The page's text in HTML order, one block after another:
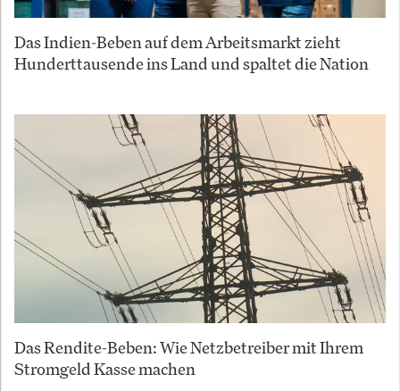
Das Indien-Beben auf dem Arbeitsmarkt zieht
Hunderttausende ins Land und spaltet die Nation
Das Rendite-Beben: Wie Netzbetreiber mit Ihrem
Stromgeld Kasse machen